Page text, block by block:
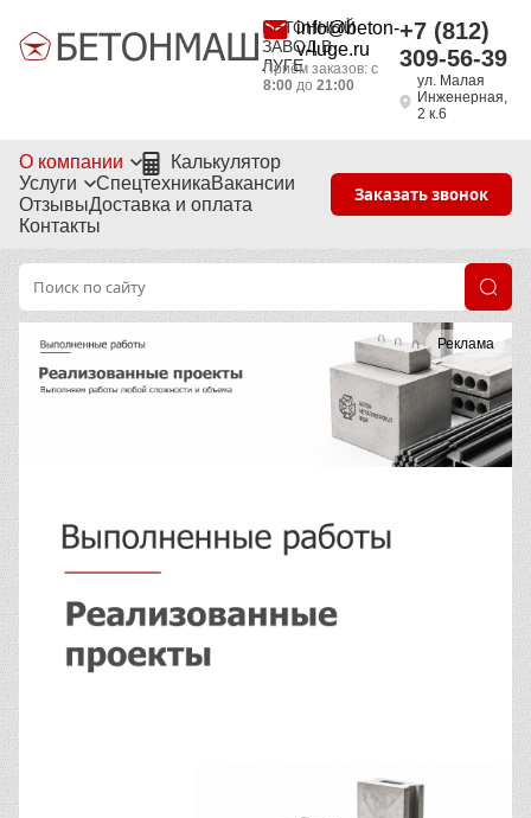
БЕТОННЫЙ
ЗАВОД В
ЛУГЕ
info@beton-
v-luge.ru
Приём заказов: с
8:00до 21:00
+7 (812)
309-56-39
ул. Малая
Инженерная,
2 к.6
О компании
Калькулятор
Услуги
СпецтехникаВакансии
ОтзывыДоставка и оплата
Контакты
Заказать звонок
Реклама